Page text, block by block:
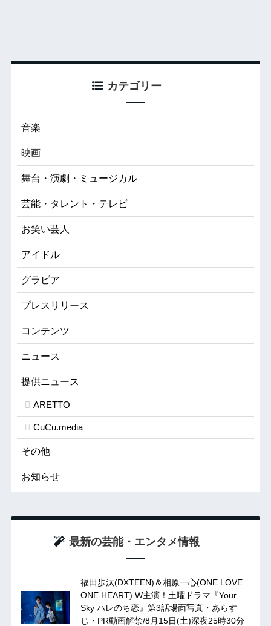
カテゴリー
音楽
映画
舞台・演劇・ミュージカル
芸能・タレント・テレビ
お笑い芸人
アイドル
グラビア
プレスリリース
コンテンツ
ニュース
提供ニュース
ARETTO
CuCu.media
その他
お知らせ
最新の芸能・エンタメ情報
福田歩汰(DXTEEN)＆相原一心(ONE LOVE
ONE HEART) W主演！土曜ドラマ『Your
Sky ハレのち恋』第3話場面写真・あらす
じ・PR動画解禁/8月15日(土)深夜25時30分